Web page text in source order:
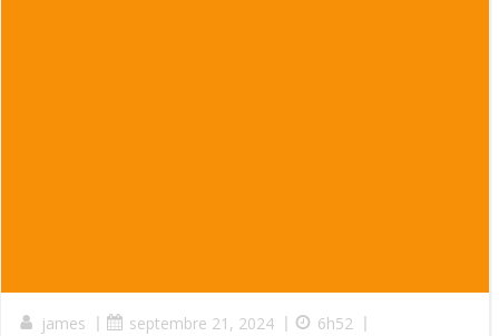
james | septembre 21, 2024 | 6h52 |